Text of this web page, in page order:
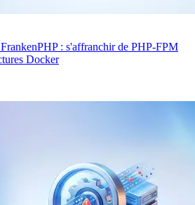
: s'affranchir de PHP-FPM
Docker